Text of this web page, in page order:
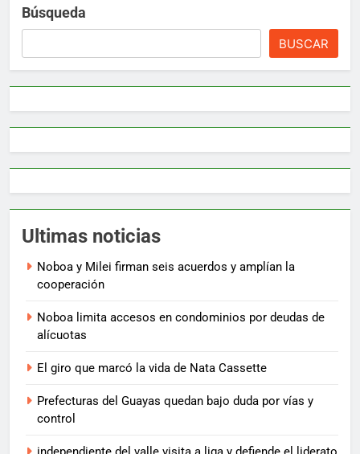
Búsqueda
BUSCAR
Ultimas noticias
Noboa y Milei firman seis acuerdos y amplían la
cooperación
Noboa limita accesos en condominios por deudas de
alícuotas
El giro que marcó la vida de Nata Cassette
Prefecturas del Guayas quedan bajo duda por vías y
control